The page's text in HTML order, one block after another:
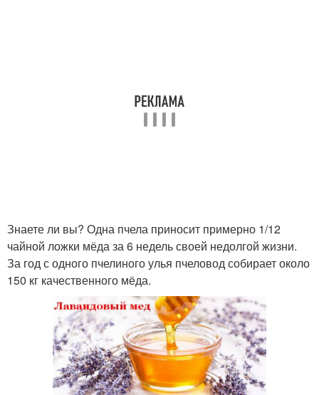
Знаете ли вы? Одна пчела приносит примерно 1/12
чайной ложки мёда за 6 недель своей недолгой жизни.
За год с одного пчелиного улья пчеловод собирает около
150 кг качественного мёда.